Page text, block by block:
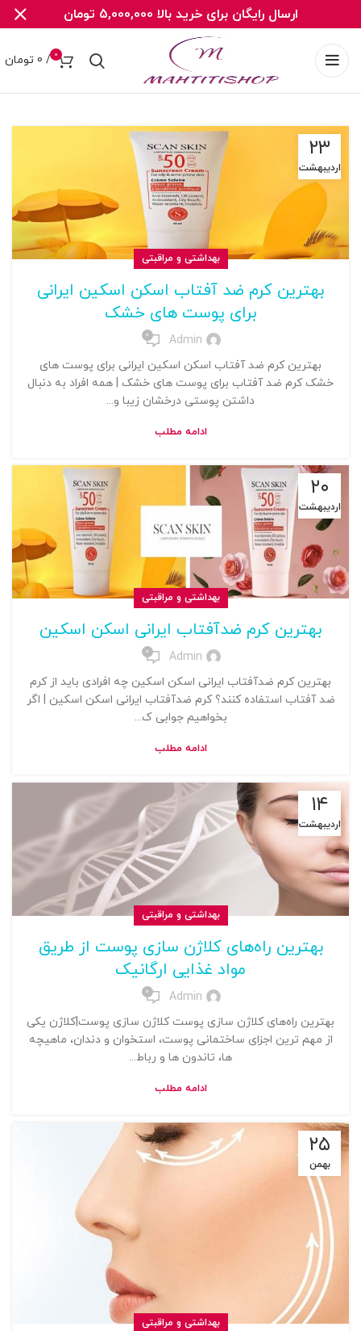
0
/
0 تومان
۲۳
اردیبهشت
بهداشتی و مراقبتی
بهترین کرم ضد آفتاب اسکن اسکین ایرانی
برای پوست های خشک
Admin
0
بهترین کرم ضد آفتاب اسکن اسکین ایرانی برای پوست های
خشک کرم ضد آفتاب برای پوست های خشک | همه افراد به دنبال
داشتن پوستی درخشان زیبا و...
ادامه مطلب
۲۰
اردیبهشت
بهداشتی و مراقبتی
بهترین کرم ضدآفتاب ایرانی اسکن اسکین
Admin
0
بهترین کرم ضدآفتاب ایرانی اسکن اسکین چه افرادی باید از کرم
ضد آفتاب استفاده کنند؟ کرم ضدآفتاب ایرانی اسکن اسکین | اگر
بخواهیم جوابی ک...
ادامه مطلب
۱۴
اردیبهشت
بهداشتی و مراقبتی
بهترین راه‌های کلاژن سازی پوست از طریق
مواد غذایی ارگانیک
Admin
0
بهترین راه‌های کلاژن سازی پوست کلاژن سازی پوست|کلاژن یکی
از مهم ترین اجزای ساختمانی پوست، استخوان و دندان، ماهیچه
ها، تاندون ها و رباط...
ادامه مطلب
۲۵
بهمن
بهداشتی و مراقبتی
ارسال رایگان برای خرید بالا 5,000,000 تومان